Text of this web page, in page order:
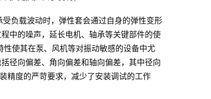
负载波动时，弹性套会通过自身的弹性变形
中的噪声，延长电机、轴承等关键部件的使
使其在泵、风机等对振动敏感的设备中尤
径向偏差、角向偏差和轴向偏差，其中径向
精度的严苛要求，减少了安装调试的工作